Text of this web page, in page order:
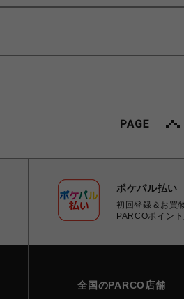
ポケパル払い
初回登録＆お買
PARCOポイン
全国のPARCO店舗